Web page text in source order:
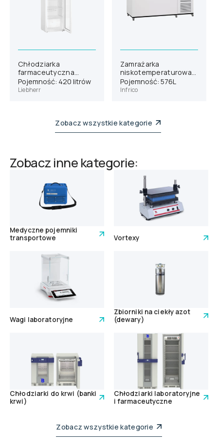
Chłodziarka
farmaceutyczna
Liebherr HMFvh 4011
Pojemność: 420 litrów
Liebherr
Zamrażarka
niskotemperaturowa
Dual Cooling Infrico
CLF50086
Pojemność: 576L
Infrico
Zobacz wszystkie kategorie
Zobacz inne kategorie:
Medyczne pojemniki
transportowe
Vortexy
Wagi laboratoryjne
Zbiorniki na ciekły azot
(dewary)
Chłodziarki do krwi (banki
krwi)
Chłodziarki laboratoryjne
i farmaceutyczne
Zobacz wszystkie kategorie